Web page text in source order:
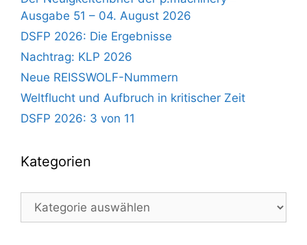
Ausgabe 51 – 04. August 2026
DSFP 2026: Die Ergebnisse
Nachtrag: KLP 2026
Neue REISSWOLF-Nummern
Weltflucht und Aufbruch in kritischer Zeit
DSFP 2026: 3 von 11
Kategorien
Kategorien